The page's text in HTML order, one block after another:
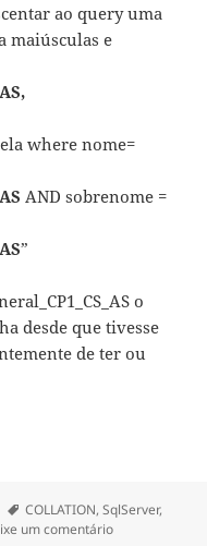
ao query uma
maiúsculas e
where nome=
AND sobrenome =
”
o
desde que tivesse
de ter ou
Etiquetas
COLLATION,SqlServer,
um comentáriosobre